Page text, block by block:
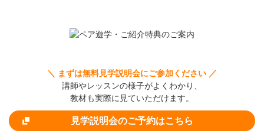
＼ まずは無料見学説明会にご参加ください ／
講師やレッスンの様子がよくわかり、
教材も実際に見ていただけます。
見学説明会のご予約はこちら